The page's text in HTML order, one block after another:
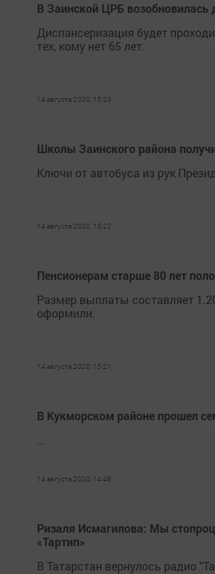
В Заинской ЦРБ возобновилась
Диспансеризация будет
тех, кому нет 65 лет.
14 августа 2020, 15:23
Школы Заинского района
Ключи от автобуса из рук
14 августа 2020, 15:22
Пенсионерам старше 80 лет
Размер выплаты составляет
оформили.
14 августа 2020, 15:21
В Кукморском районе прошел
14 августа 2020, 14:48
Ризаля Исмагилова: Мы
«Тартип»
В Татарстан вернулось радио